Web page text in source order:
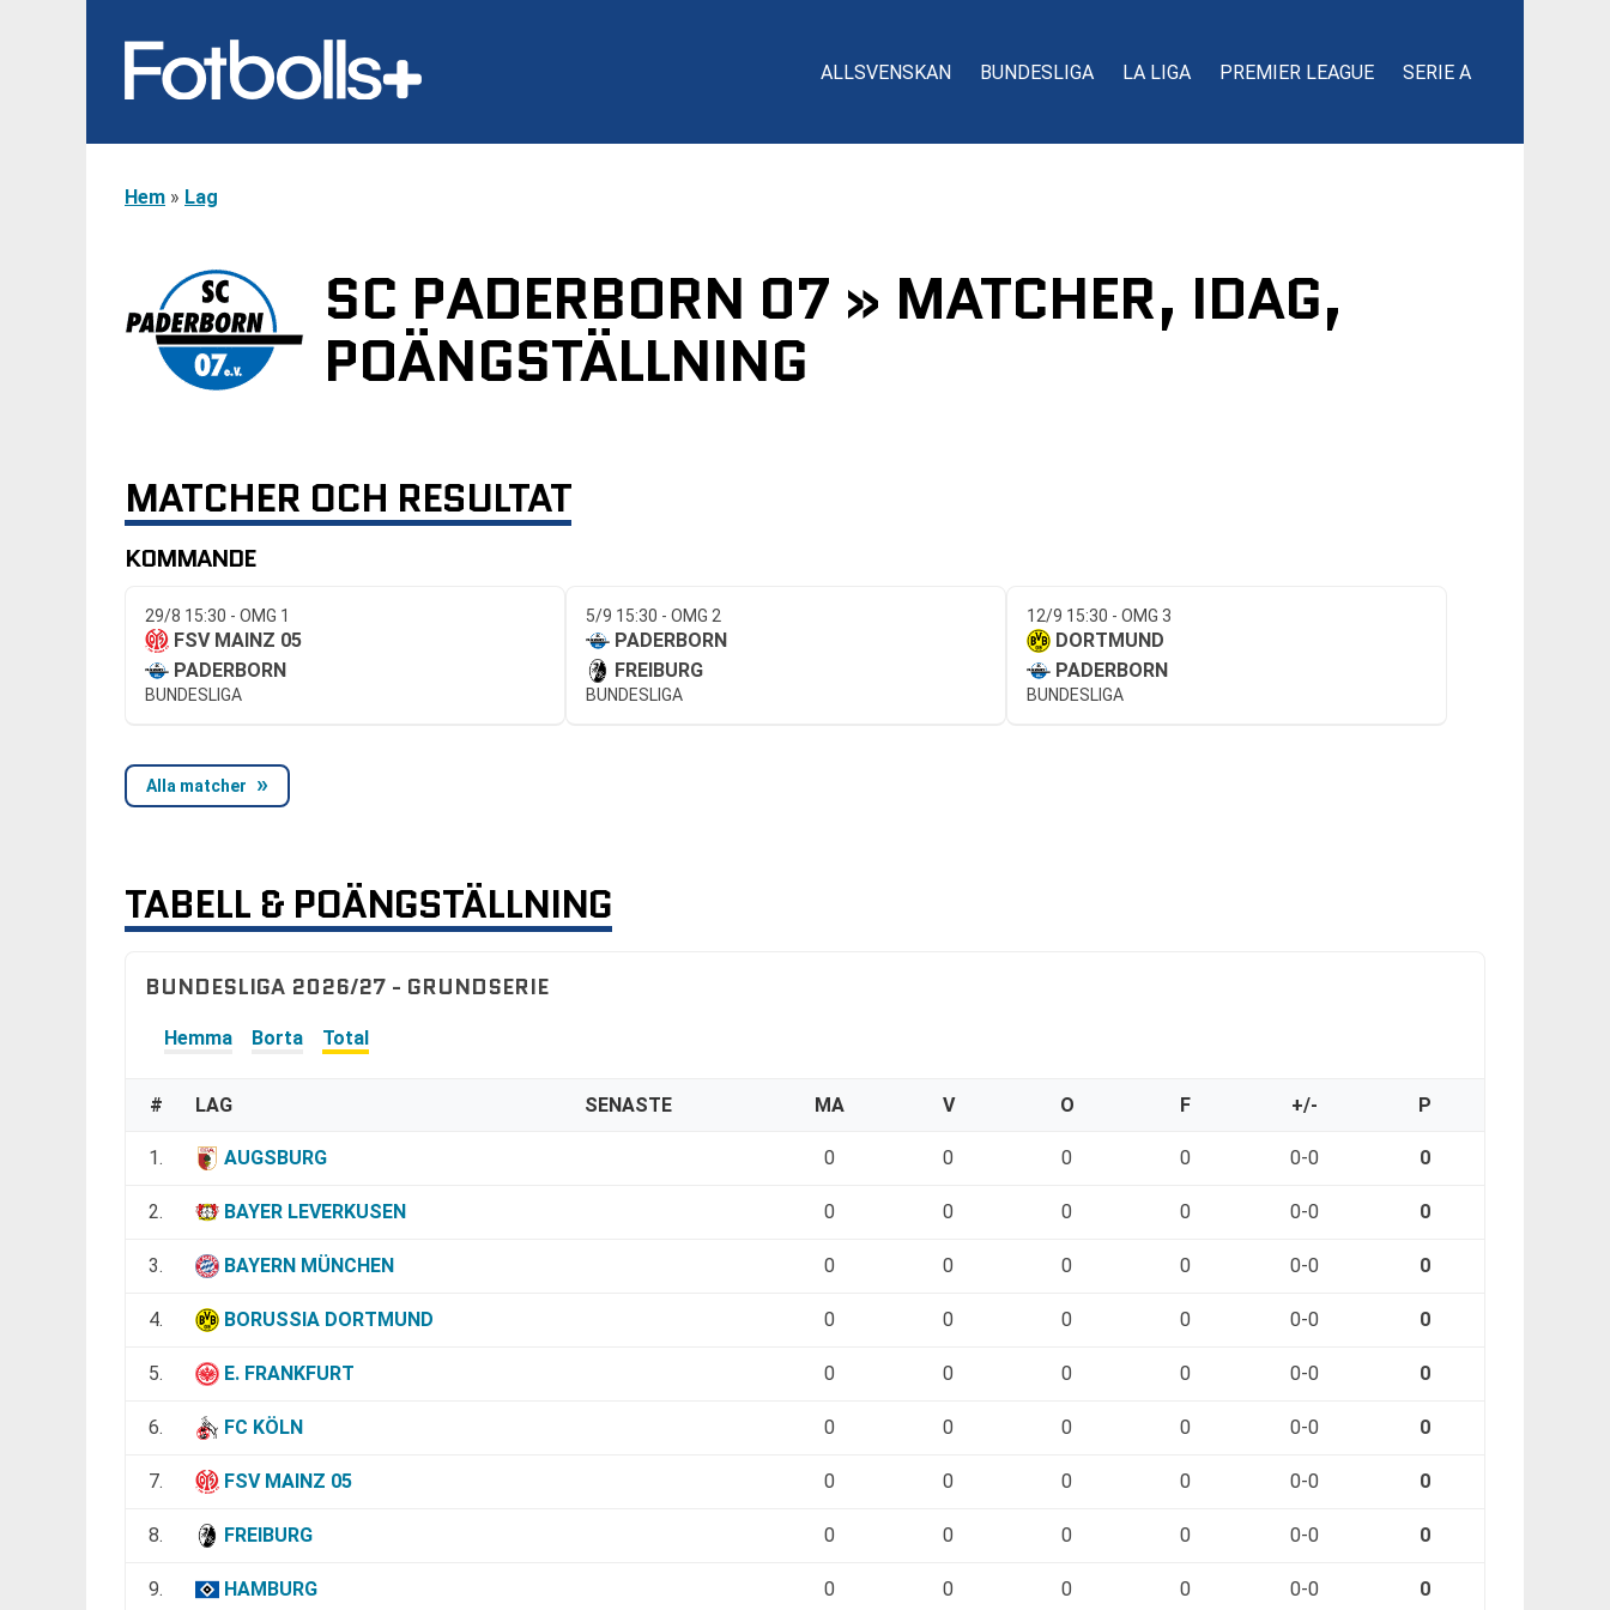
ALLSVENSKAN BUNDESLIGA LA LIGA PREMIER LEAGUE SERIE A
Hem » Lag
SC PADERBORN 07 » MATCHER, IDAG,
POÄNGSTÄLLNING
MATCHER OCH RESULTAT
KOMMANDE
29/8 15:30 - OMG 1
FSV MAINZ 05
PADERBORN
BUNDESLIGA
5/9 15:30 - OMG 2
PADERBORN
FREIBURG
BUNDESLIGA
12/9 15:30 - OMG 3
DORTMUND
PADERBORN
BUNDESLIGA
Alla matcher
TABELL & POÄNGSTÄLLNING
BUNDESLIGA 2026/27 - GRUNDSERIE
Hemma Borta Total
# LAG SENASTE MA V O F +/- P
1. AUGSBURG 0 0 0 0 0-0 0
2. BAYER LEVERKUSEN 0 0 0 0 0-0 0
3. BAYERN MÜNCHEN 0 0 0 0 0-0 0
4. BORUSSIA DORTMUND 0 0 0 0 0-0 0
5. E. FRANKFURT 0 0 0 0 0-0 0
6. FC KÖLN 0 0 0 0 0-0 0
7. FSV MAINZ 05 0 0 0 0 0-0 0
8. FREIBURG 0 0 0 0 0-0 0
9. HAMBURG 0 0 0 0 0-0 0